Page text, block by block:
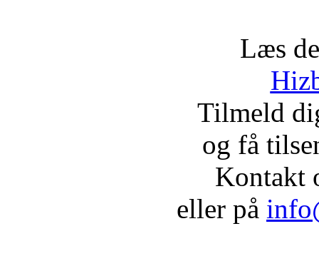
Læs
Tilmeld
og få
Kontakt
eller på